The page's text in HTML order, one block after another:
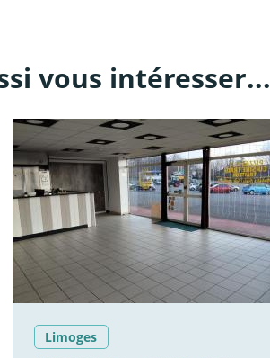
vous intéresser...
Limoges